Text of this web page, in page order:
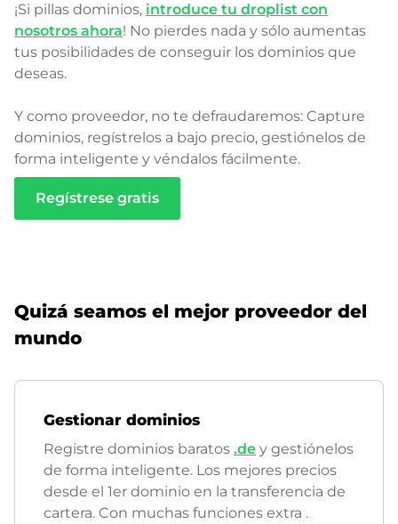
¡Si pillas dominios, introduce tu droplist con
nosotros ahora! No pierdes nada y sólo aumentas
tus posibilidades de conseguir los dominios que
deseas.
Y como proveedor, no te defraudaremos: Capture
dominios, regístrelos a bajo precio, gestiónelos de
forma inteligente y véndalos fácilmente.
Regístrese gratis
Quizá seamos el mejor proveedor del
mundo
Gestionar dominios
Registre dominios baratos .de y gestiónelos
de forma inteligente. Los mejores precios
desde el 1er dominio en la transferencia de
cartera. Con muchas funciones extra .